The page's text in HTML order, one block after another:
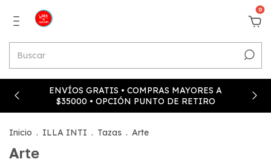
0
ENVÍOS GRATIS • COMPRAS MAYORES A
$35000 • OPCIÓN PUNTO DE RETIRO
Inicio . ILLA INTI . Tazas . Arte
Arte